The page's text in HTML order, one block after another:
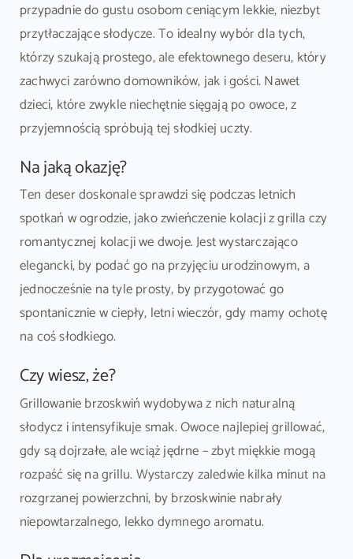
przypadnie do gustu osobom ceniącym lekkie, niezbyt
przytłaczające słodycze. To idealny wybór dla tych,
którzy szukają prostego, ale efektownego deseru, który
zachwyci zarówno domowników, jak i gości. Nawet
dzieci, które zwykle niechętnie sięgają po owoce, z
przyjemnością spróbują tej słodkiej uczty.
Na jaką okazję?
Ten deser doskonale sprawdzi się podczas letnich
spotkań w ogrodzie, jako zwieńczenie kolacji z grilla czy
romantycznej kolacji we dwoje. Jest wystarczająco
elegancki, by podać go na przyjęciu urodzinowym, a
jednocześnie na tyle prosty, by przygotować go
spontanicznie w ciepły, letni wieczór, gdy mamy ochotę
na coś słodkiego.
Czy wiesz, że?
Grillowanie brzoskwiń wydobywa z nich naturalną
słodycz i intensyfikuje smak. Owoce najlepiej grillować,
gdy są dojrzałe, ale wciąż jędrne – zbyt miękkie mogą
rozpaść się na grillu. Wystarczy zaledwie kilka minut na
rozgrzanej powierzchni, by brzoskwinie nabrały
niepowtarzalnego, lekko dymnego aromatu.